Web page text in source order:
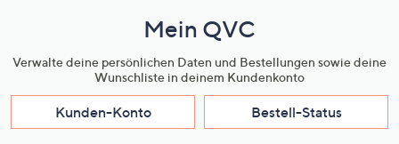
Mein QVC
Verwalte deine persönlichen Daten und Bestellungen sowie deine
Wunschliste in deinem Kundenkonto
Kunden-Konto Bestell-Status